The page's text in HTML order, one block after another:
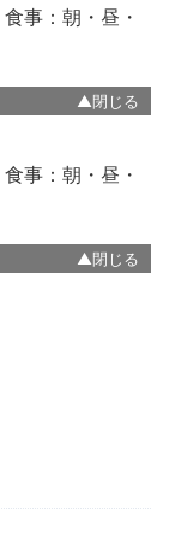
食事：朝・昼・
食事：朝・昼・